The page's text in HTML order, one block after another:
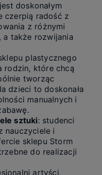
doskonałym
czerpią radość z
z różnymi
a także rozwijania
plastycznego
rodzin, które chcą
tworząc
dzieci to doskonała
manualnych i
sztuki: studenci
nauczyciele i
sklepu Storm
do realizacji
artyści,